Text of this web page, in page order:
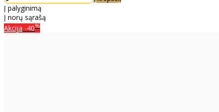
Į palyginimą
Į norų sąrašą
Akcija -40%